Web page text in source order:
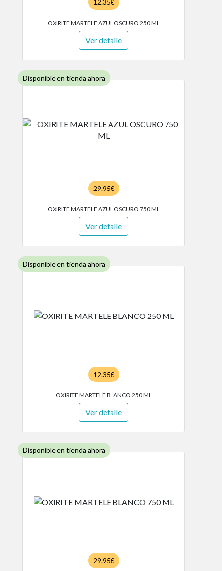
12.35€
OXIRITE MARTELE AZUL OSCURO 250 ML
Ver detalle
Disponible en tienda ahora
29.95€
OXIRITE MARTELE AZUL OSCURO 750 ML
Ver detalle
Disponible en tienda ahora
12.35€
OXIRITE MARTELE BLANCO 250 ML
Ver detalle
Disponible en tienda ahora
29.95€